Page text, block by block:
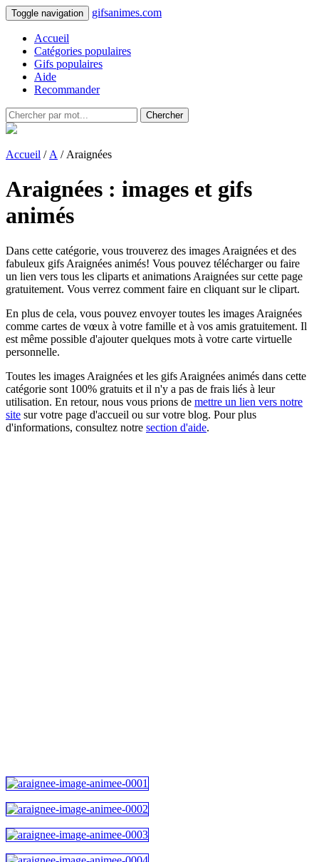
Toggle navigation gifsanimes.com
Accueil
Catégories populaires
Gifs populaires
Aide
Recommander
Chercher
Accueil / A / Araignées
Araignées : images et gifs
animés
Dans cette catégorie, vous trouverez des images Araignées et des
fabuleux gifs Araignées animés! Vous pouvez télécharger ou faire
un lien vers tous les cliparts et animations Araignées sur cette page
gratuitement. Vous verrez comment faire en cliquant sur le clipart.
En plus de cela, vous pouvez envoyer toutes les images Araignées
comme cartes de vœux à votre famille et à vos amis gratuitement. Il
est même possible d'ajouter quelques mots à votre carte virtuelle
personnelle.
Toutes les images Araignées et les gifs Araignées animés dans cette
catégorie sont 100% gratuits et il n'y a pas de frais liés à leur
utilisation. En retour, nous vous prions de mettre un lien vers notre
site sur votre page d'accueil ou sur votre blog. Pour plus
d'informations, consultez notre section d'aide.